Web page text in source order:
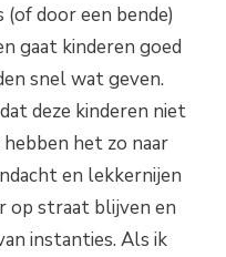
door een bende)
gaat kinderen goed
snel wat geven.
deze kinderen niet
hebben het zo naar
en lekkernijen
op straat blijven en
instanties. Als ik